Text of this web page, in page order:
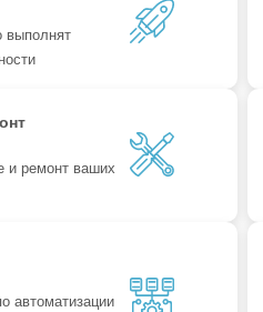
выполнят
и ремонт ваших
автоматизации